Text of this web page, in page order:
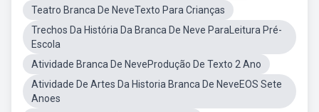
Teatro Branca De NeveTexto Para Crianças
Trechos Da História Da Branca De Neve ParaLeitura Pré-
Escola
Atividade Branca De NeveProdução De Texto 2 Ano
Atividade De Artes Da Historia Branca De NeveEOS Sete
Anoes